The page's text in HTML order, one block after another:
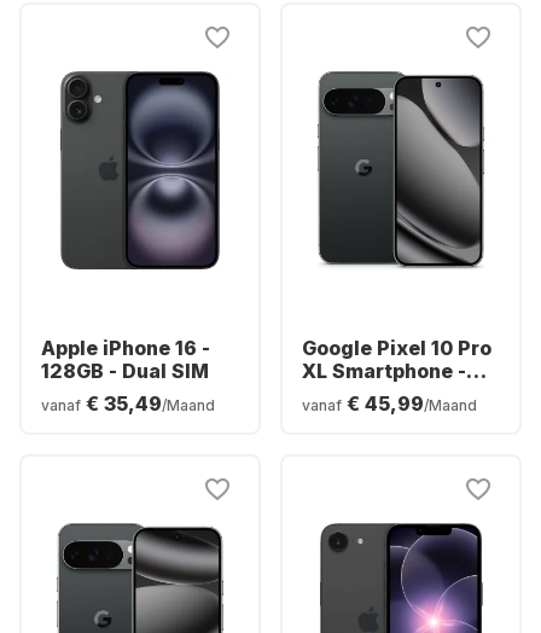
Apple iPhone 16 -
128GB - Dual SIM
vanaf € 35,49/Maand
Google Pixel 10 Pro
XL Smartphone -
256GB - Dual SIM
vanaf € 45,99/Maand